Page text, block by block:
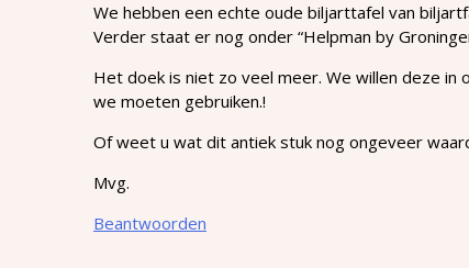
We hebben een echte oude biljarttafel van
Verder staat er nog onder “Helpman by
Het doek is niet zo veel meer. We willen deze
we moeten gebruiken.!
Of weet u wat dit antiek stuk nog ongeveer
Mvg.
Beantwoorden